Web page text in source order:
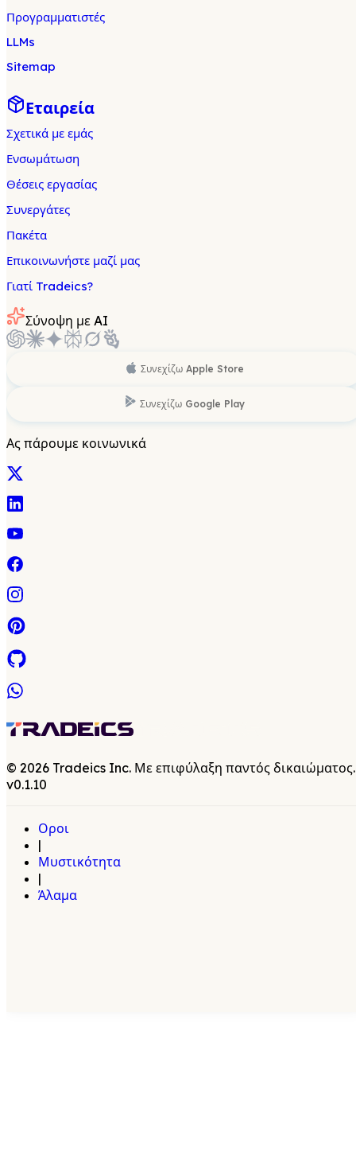
Προγραμματιστές
LLMs
Sitemap
Εταιρεία
Σχετικά με εμάς
Ενσωμάτωση
Θέσεις εργασίας
Συνεργάτες
Πακέτα
Επικοινωνήστε μαζί μας
Γιατί Tradeics?
Σύνοψη με AI
Συνεχίζω Apple Store
Συνεχίζω Google Play
Ας πάρουμε κοινωνικά
© 2026 Tradeics Inc. Με επιφύλαξη παντός δικαιώματος.
v0.1.10
Οροι
|
Μυστικότητα
|
Άλαμα